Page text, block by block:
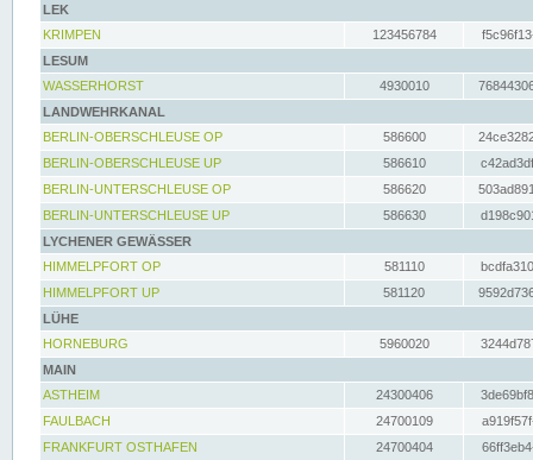
LEK
KRIMPEN
123456784
LESUM
WASSERHORST
4930010
LANDWEHRKANAL
BERLIN-OBERSCHLEUSE OP
586600
BERLIN-OBERSCHLEUSE UP
586610
BERLIN-UNTERSCHLEUSE OP
586620
BERLIN-UNTERSCHLEUSE UP
586630
LYCHENER GEWÄSSER
HIMMELPFORT OP
581110
HIMMELPFORT UP
581120
LÜHE
HORNEBURG
5960020
MAIN
ASTHEIM
24300406
FAULBACH
24700109
FRANKFURT OSTHAFEN
24700404